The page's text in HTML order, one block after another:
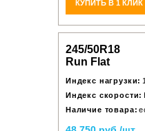
КУПИТЬ В 1 КЛИК
245/50R18
Run Flat
Индекс нагрузки:
Индекс скорости:
Наличие товара: